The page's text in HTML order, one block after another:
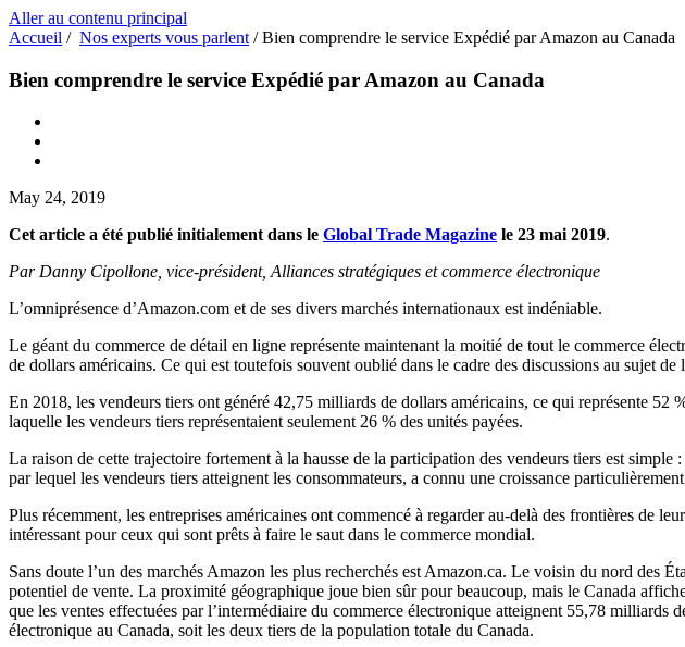
Aller au contenu principal
Accueil / Nos experts vous parlent /Bien comprendre le service Expédié par Amazon au Canada
Bien comprendre le service Expédié par Amazon au Canada
May 24, 2019
Cet article a été publié initialement dans le Global Trade Magazine le 23 mai 2019.
Par Danny Cipollone, vice-président, Alliances stratégiques et commerce électronique
L’omniprésence d’Amazon.com et de ses divers marchés internationaux est indéniable.
Le géant du commerce de détail en ligne représente maintenant la moitié de tout le commerce
de dollars américains. Ce qui est toutefois souvent oublié dans le cadre des discussions au sujet
En 2018, les vendeurs tiers ont généré 42,75 milliards de dollars américains, ce qui représente 52
laquelle les vendeurs tiers représentaient seulement 26 % des unités payées.
La raison de cette trajectoire fortement à la hausse de la participation des vendeurs tiers est
par lequel les vendeurs tiers atteignent les consommateurs, a connu une croissance
Plus récemment, les entreprises américaines ont commencé à regarder au-delà des frontières de
intéressant pour ceux qui sont prêts à faire le saut dans le commerce mondial.
Sans doute l’un des marchés Amazon les plus recherchés est Amazon.ca. Le voisin du nord des
potentiel de vente. La proximité géographique joue bien sûr pour beaucoup, mais le Canada
que les ventes effectuées par l’intermédiaire du commerce électronique atteignent 55,78
électronique au Canada, soit les deux tiers de la population totale du Canada.